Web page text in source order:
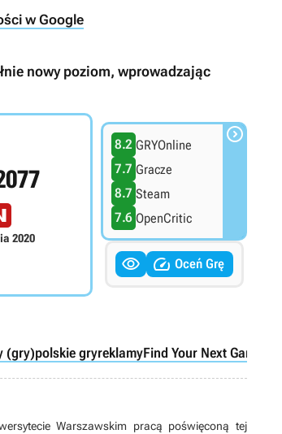
w Google
nowy poziom, wprowadzając
2020
8.2 GRYOnline
7.7 Gracze
8.7 Steam
7.6 OpenCritic

  Oceń Grę
(gry)polskie gryreklamyFind Your Next Game
Warszawskim pracą poświęconą tej